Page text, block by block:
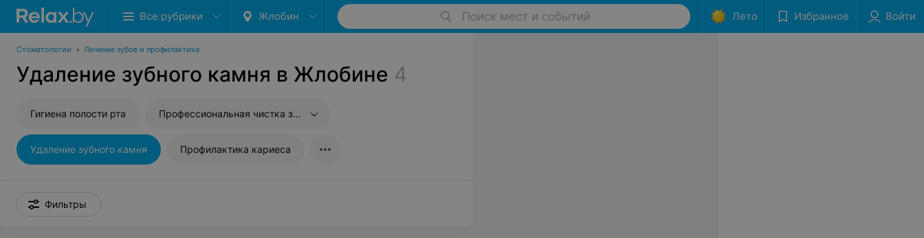
Все рубрики Жлобин Поиск мест и событий Лето Избранное Войти
Стоматологии • Лечение зубов и профилактика
Удаление зубного камня в Жлобине 4
Гигиена полости рта Профессиональная чистка зубов
Удаление зубного камня Профилактика кариеса
Фильтры